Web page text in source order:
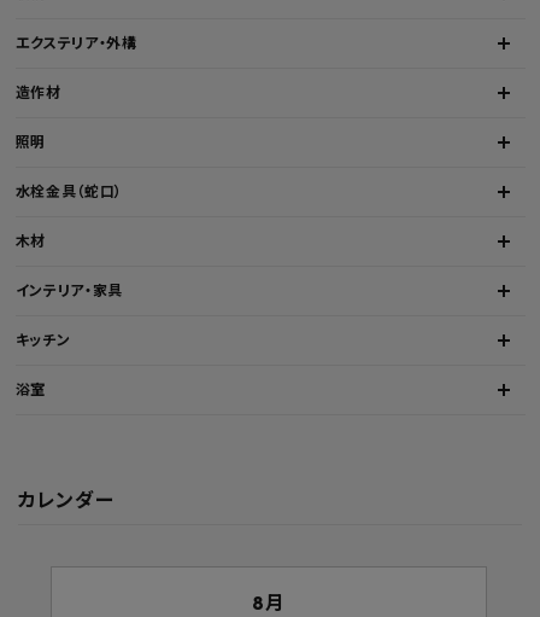
エクステリア・外構
造作材
照明
水栓金具（蛇口）
木材
インテリア・家具
キッチン
浴室
カレンダー
8月